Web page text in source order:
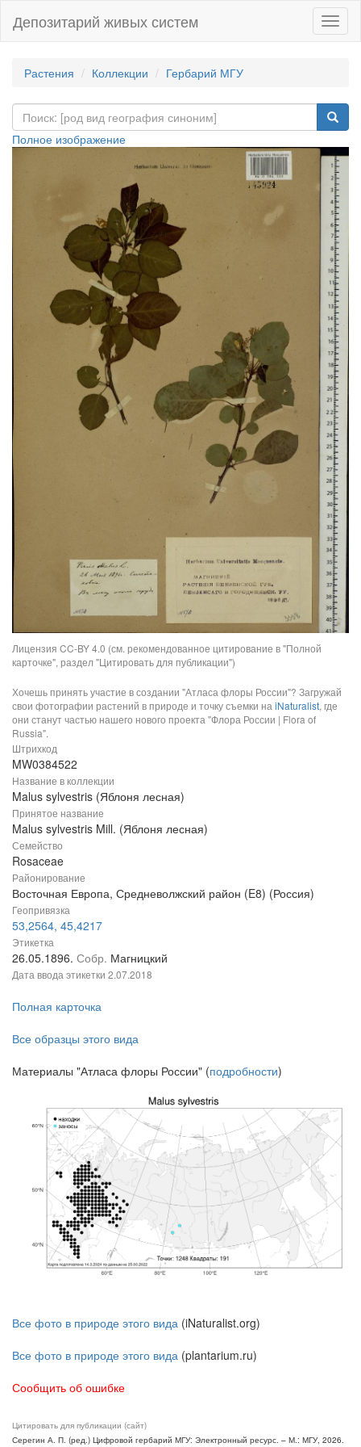
Депозитарий живых систем
Растения Коллекции Гербарий МГУ
Полное изображение
Лицензия CC-BY 4.0 (см. рекомендованное цитирование в "Полной
карточке", раздел "Цитировать для публикации")
Хочешь принять участие в создании "Атласа флоры России"? Загружай
свои фотографии растений в природе и точку съемки на iNaturalist, где
они станут частью нашего нового проекта "Флора России | Flora of
Russia".
Штрихкод
MW0384522
Название в коллекции
Malus sylvestris (Яблоня лесная)
Принятое название
Malus sylvestris Mill. (Яблоня лесная)
Семейство
Rosaceae
Районирование
Восточная Европа, Средневолжский район (E8) (Россия)
Геопривязка
53,2564, 45,4217
Этикетка
26.05.1896. Собр. Магницкий
Дата ввода этикетки 2.07.2018
Полная карточка
Все образцы этого вида
Материалы "Атласа флоры России" (подробности)
Все фото в природе этого вида (iNaturalist.org)
Все фото в природе этого вида (plantarium.ru)
Сообщить об ошибке
Цитировать для публикации (сайт)
Серегин А. П. (ред.) Цифровой гербарий МГУ: Электронный ресурс. – М.: МГУ, 2026.